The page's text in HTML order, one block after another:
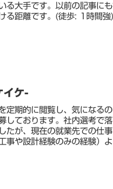
る大手です。以前の記事に
る距離です。(徒歩: 1時間強
イケ-
定期的に閲覧し、気になる
しております。社内選考で
たが、現在の就業先での仕
事や設計経験のみの経験）よ